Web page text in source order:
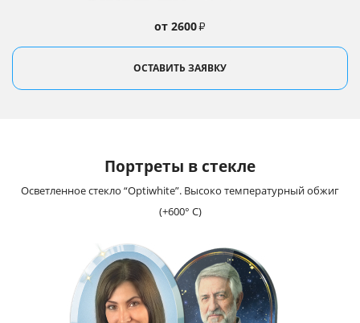
от 2600₽
ОСТАВИТЬ ЗАЯВКУ
Портреты в стекле
Осветленное стекло “Optiwhite”. Высоко температурный обжиг
(+600° С)